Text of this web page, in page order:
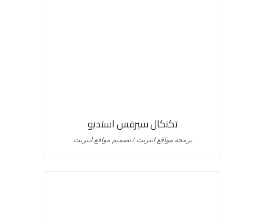
تكنكال سيرفس استديو
برمجة مواقع انترنت / تصميم مواقع انترنت